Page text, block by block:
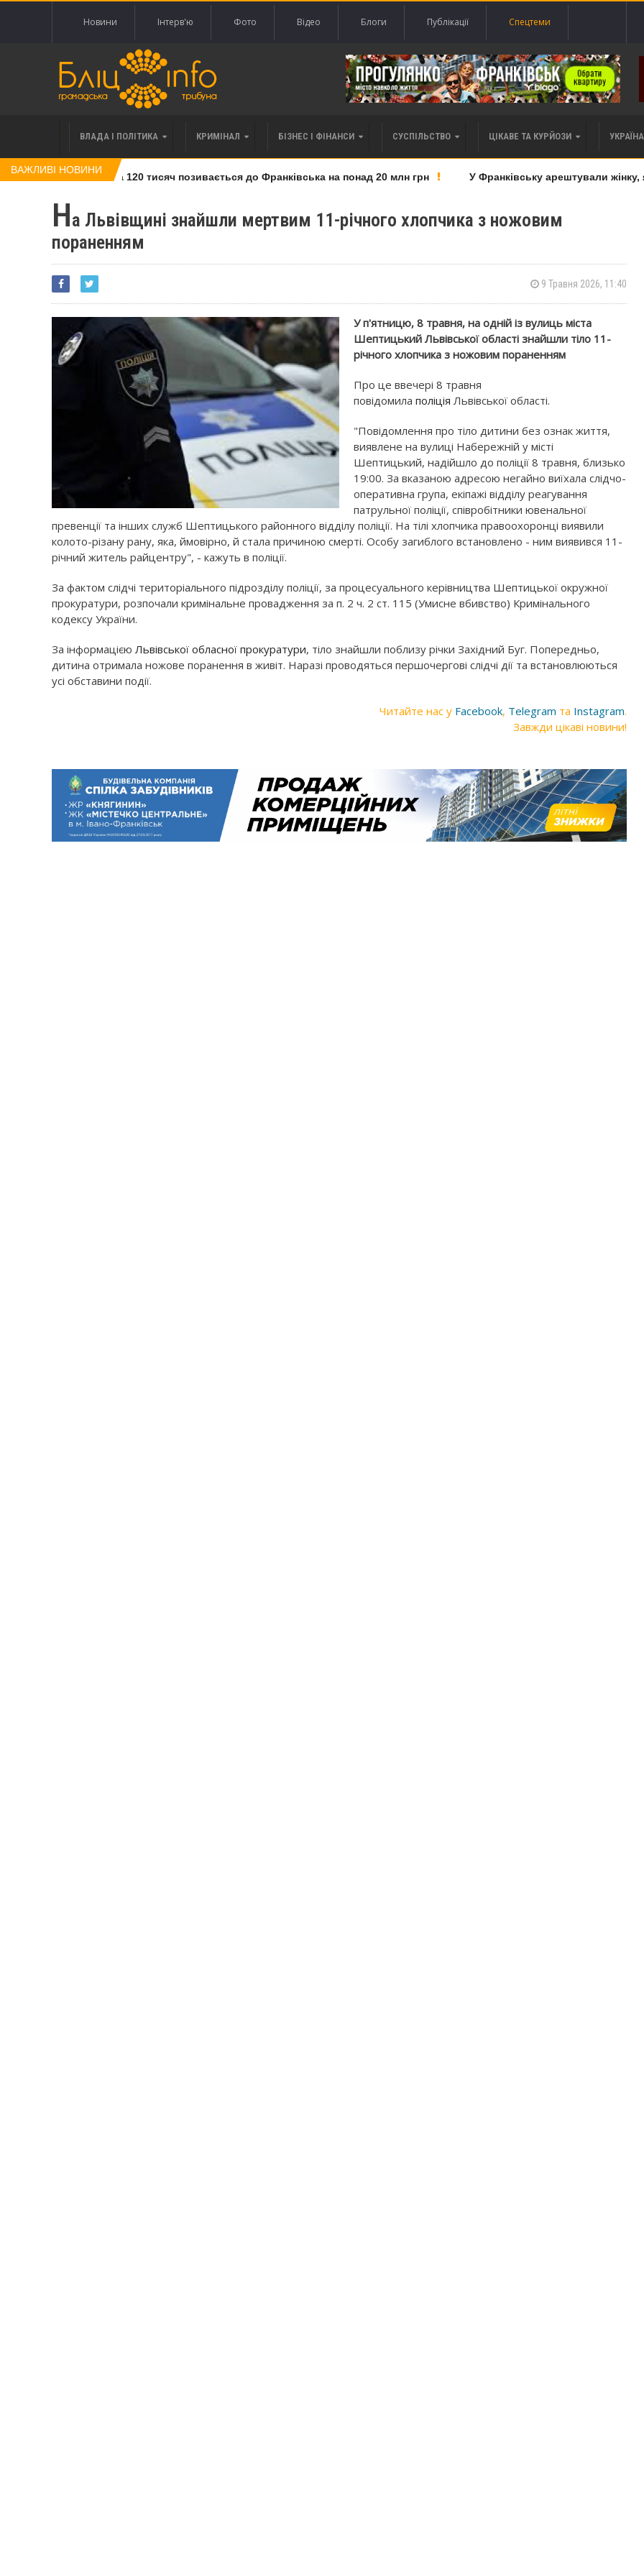
Новини Інтерв'ю Фото Відео Блоги Публікації Спецтеми
ВЛАДА І ПОЛІТИКА КРИМІНАЛ БІЗНЕС І ФІНАНСИ СУСПІЛЬСТВО ЦІКАВЕ ТА КУРЙОЗИ
ВАЖЛИВІ НОВИНИ
права вимоги за 120 тисяч позивається до Франківська на понад 20 млн грн У Франківську арештували жінку,
На Львівщині знайшли мертвим 11-річного хлопчика з ножовим
пораненням
9 Травня 2026, 11:40
У п'ятницю, 8 травня, на одній із вулиць міста
Шептицький Львівської області знайшли тіло 11-
річного хлопчика з ножовим пораненням
Про це ввечері 8 травня
повідомила поліція Львівської області.
"Повідомлення про тіло дитини без ознак життя,
виявлене на вулиці Набережній у місті
Шептицький, надійшло до поліції 8 травня, близько
19:00. За вказаною адресою негайно виїхала слідчо-
оперативна група, екіпажі відділу реагування
патрульної поліції, співробітники ювенальної
превенції та інших служб Шептицького районного відділу поліції. На тілі хлопчика правоохоронці виявили
колото-різану рану, яка, ймовірно, й стала причиною смерті. Особу загиблого встановлено - ним виявився 11-
річний житель райцентру", - кажуть в поліції.
За фактом слідчі територіального підрозділу поліції, за процесуального керівництва Шептицької окружної
прокуратури, розпочали кримінальне провадження за п. 2 ч. 2 ст. 115 (Умисне вбивство) Кримінального
кодексу України.
За інформацією Львівської обласної прокуратури, тіло знайшли поблизу річки Західний Буг. Попередньо,
дитина отримала ножове поранення в живіт. Наразі проводяться першочергові слідчі дії та встановлюються
усі обставини події.
Читайте нас у Facebook, Telegram та Instagram.
Завжди цікаві новини!